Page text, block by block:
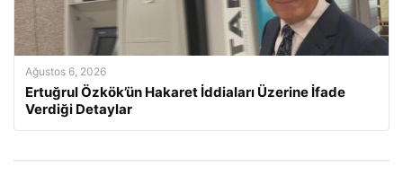
Ağustos 6, 2026
Ertuğrul Özkök’ün Hakaret İddiaları Üzerine İfade
Verdiği Detaylar